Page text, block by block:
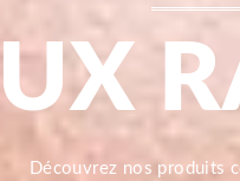
Découvrez nos produits